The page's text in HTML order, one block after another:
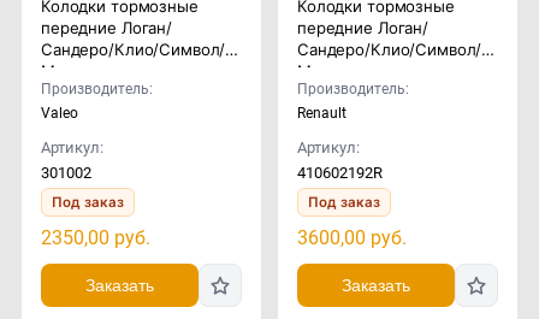
Колодки тормозные
передние Логан/
Сандеро/Клио/Символ/
Меган
Производитель:
Valeo
Артикул:
301002
Под заказ
2350,00 руб.
Заказать
Колодки тормозные
передние Логан/
Сандеро/Клио/Символ/
Меган
Производитель:
Renault
Артикул:
410602192R
Под заказ
3600,00 руб.
Заказать